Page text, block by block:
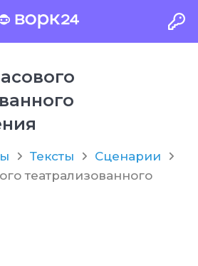
Тексты
Сценарии
театрализованного